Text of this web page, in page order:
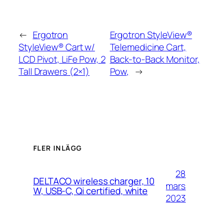
← Ergotron
StyleView® Cart w/
LCD Pivot, LiFe Pow, 2
Tall Drawers (2×1)
Ergotron StyleView®
Telemedicine Cart,
Back-to-Back Monitor,
Pow, →
FLER INLÄGG
DELTACO wireless charger, 10
W, USB-C, Qi certified, white
28
mars
2023